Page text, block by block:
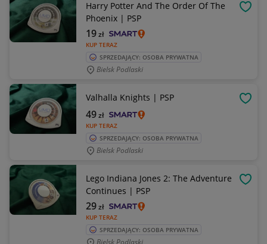
Harry Potter And The Order Of The
Phoenix | PSP
KUP TERAZ
19zł
SPRZEDAJĄCY: OSOBA PRYWATNA
Bielsk Podlaski
Valhalla Knights | PSP
KUP TERAZ
49zł
SPRZEDAJĄCY: OSOBA PRYWATNA
Bielsk Podlaski
Lego Indiana Jones 2: The Adventure
Continues | PSP
KUP TERAZ
29zł
SPRZEDAJĄCY: OSOBA PRYWATNA
Bielsk Podlaski